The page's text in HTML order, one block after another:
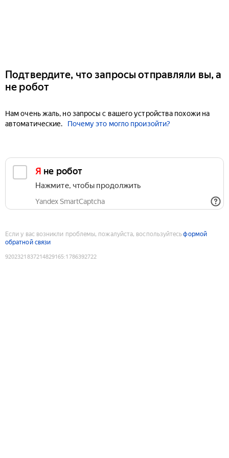
Подтвердите, что запросы отправляли вы, а
не робот
Нам очень жаль, но запросы с вашего устройства похожи на
автоматические.
Почему это могло произойти?
Я не робот
Нажмите, чтобы продолжить
Yandex SmartCaptcha
Если у вас возникли проблемы, пожалуйста, воспользуйтесьформой
обратной связи
9202321837214829165:1786392722